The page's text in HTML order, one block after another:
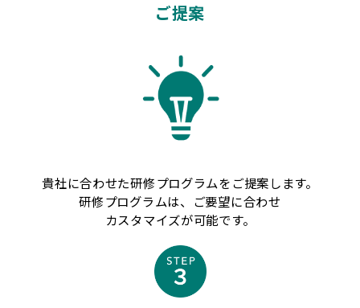
ご提案
貴社に合わせた研修プログラムをご提案します。
研修プログラムは、ご要望に合わせ
カスタマイズが可能です。